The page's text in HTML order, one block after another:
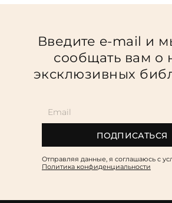
Введите e-mail и
сообщать вам о
эксклюзивных
ПОДПИСАТЬСЯ
Отправляя данные, я соглашаюсь c
Политика конфиденциальности